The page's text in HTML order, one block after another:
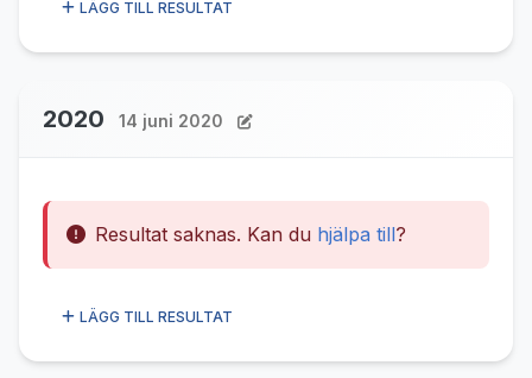
LÄGG TILL RESULTAT
2020 14 juni 2020
Resultat saknas. Kan du hjälpa till?
LÄGG TILL RESULTAT